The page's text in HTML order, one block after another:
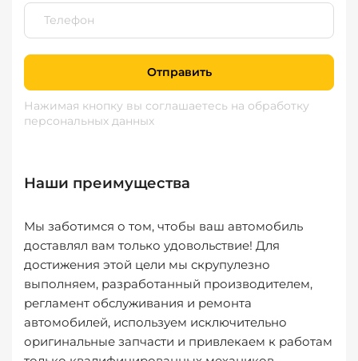
Отправить
Нажимая кнопку вы соглашаетесь на обработку
персональных данных
Наши преимущества
Мы заботимся о том, чтобы ваш автомобиль
доставлял вам только удовольствие! Для
достижения этой цели мы скрупулезно
выполняем, разработанный производителем,
регламент обслуживания и ремонта
автомобилей, используем исключительно
оригинальные запчасти и привлекаем к работам